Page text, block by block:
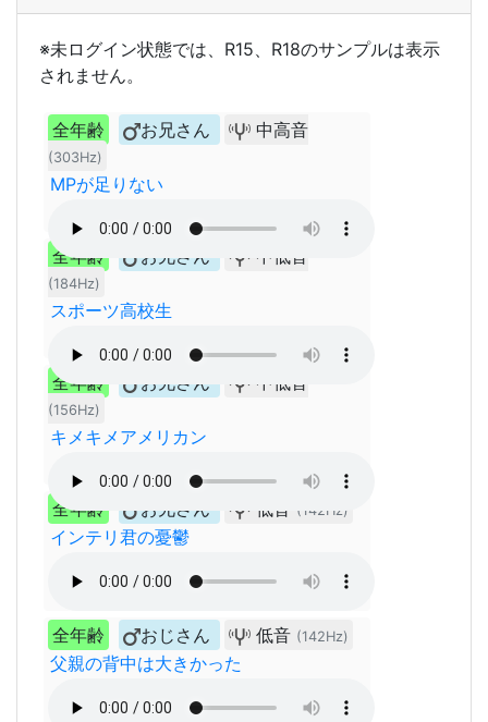
※未ログイン状態では、R15、R18のサンプルは表示
されません。
全年齢 お兄さん 中高音
(303Hz)
MPが足りない
全年齢 お兄さん 中低音
(184Hz)
スポーツ高校生
全年齢 お兄さん 中低音
(156Hz)
キメキメアメリカン
全年齢 お兄さん 低音 (142Hz)
インテリ君の憂鬱
全年齢 おじさん 低音 (142Hz)
父親の背中は大きかった